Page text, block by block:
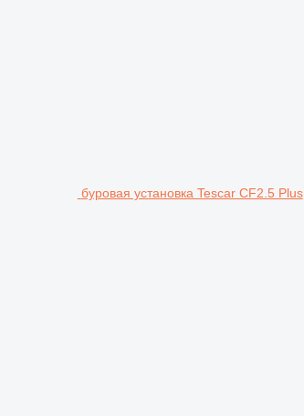
буровая установка Tescar CF2.5 Plus